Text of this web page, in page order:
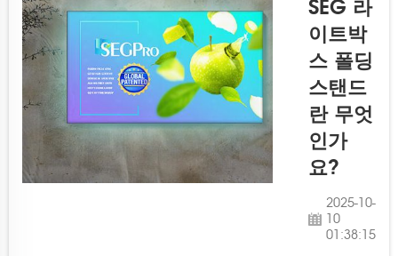
해 설계되
었으며...
대해 알고
계신가
요? 이
LED 백라
이트 조명
박스는 디
스플레이
가 이전과
돋보이도
록 설계되
SEG 라
이트박
스 폴딩
스탠드
란 무엇
인가
요?
2025-10-
10
01:38:15